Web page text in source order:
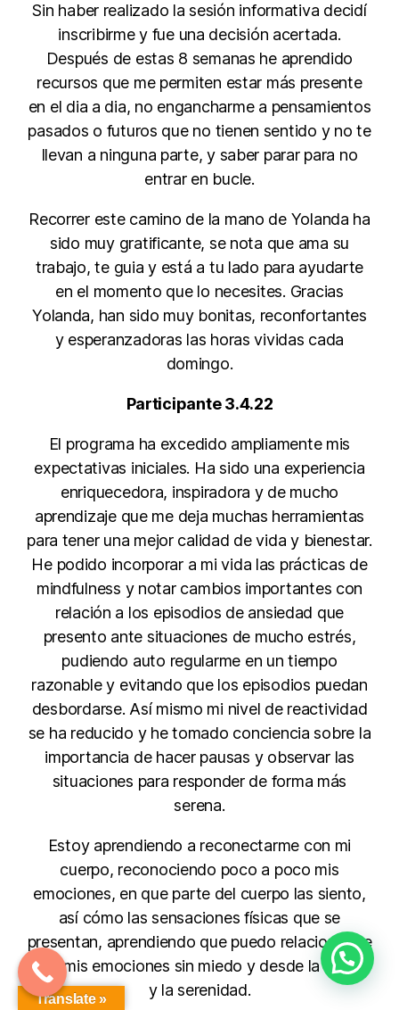
Sin haber realizado la sesión informativa decidí
inscribirme y fue una decisión acertada.
Después de estas 8 semanas he aprendido
recursos que me permiten estar más presente
en el dia a dia, no engancharme a pensamientos
pasados o futuros que no tienen sentido y no te
llevan a ninguna parte, y saber parar para no
entrar en bucle.
Recorrer este camino de la mano de Yolanda ha
sido muy gratificante, se nota que ama su
trabajo, te guia y está a tu lado para ayudarte
en el momento que lo necesites. Gracias
Yolanda, han sido muy bonitas, reconfortantes
y esperanzadoras las horas vividas cada
domingo.
Participante 3.4.22
El programa ha excedido ampliamente mis
expectativas iniciales. Ha sido una experiencia
enriquecedora, inspiradora y de mucho
aprendizaje que me deja muchas herramientas
para tener una mejor calidad de vida y bienestar.
He podido incorporar a mi vida las prácticas de
mindfulness y notar cambios importantes con
relación a los episodios de ansiedad que
presento ante situaciones de mucho estrés,
pudiendo auto regularme en un tiempo
razonable y evitando que los episodios puedan
desbordarse. Así mismo mi nivel de reactividad
se ha reducido y he tomado conciencia sobre la
importancia de hacer pausas y observar las
situaciones para responder de forma más
serena.
Estoy aprendiendo a reconectarme con mi
cuerpo, reconociendo poco a poco mis
emociones, en que parte del cuerpo las siento,
así cómo las sensaciones físicas que se
presentan, aprendiendo que puedo relacionarme
con mis emociones sin miedo y desde la calma
y la serenidad.
Translate »